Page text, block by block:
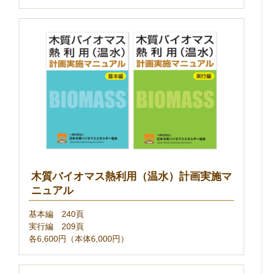
木質バイオマス熱利用（温水）計画実施マ
ニュアル
基本編 240頁
実行編 209頁
各6,600円（本体6,000円）